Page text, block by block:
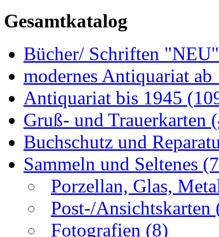
Gesamtkatalog
Bücher/ Schriften
modernes Antiquariat
Antiquariat bis 1945
Gruß- und Trauerkarten
Buchschutz und
Sammeln und Seltenes
Porzellan, Glas,
Post-/Ansichtskarten
Fotografien (8)